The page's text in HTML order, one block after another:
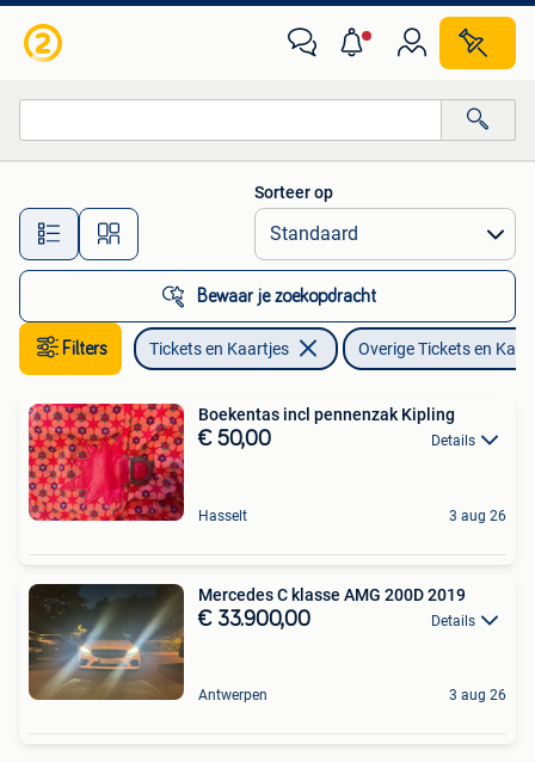
Alle afstanden…
Sorteer op
Bewaar je zoekopdracht
Filters Tickets en Kaartjes Overige Tickets en
Boekentas incl pennenzak Kipling
€ 50,00 Details
Hasselt 3 aug 26
Mercedes C klasse AMG 200D 2019
€ 33.900,00 Details
Antwerpen 3 aug 26